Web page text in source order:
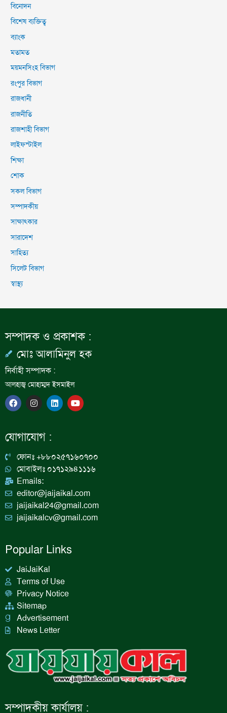
বিনোদন
বিশেষ ব্যক্তিত্ব
ব্যাংক
মতামত
ময়মনসিংহ বিভাগ
রংপুর বিভাগ
রাজধানী
রাজনীতি
রাজশাহী বিভাগ
লাইফস্টাইল
শিক্ষা
শোক
সকল বিভাগ
সম্পাদকীয়
সাক্ষাৎকার
সারাদেশ
সাহিত্য
সিলেট বিভাগ
স্বাস্থ্য
সম্পাদক ও প্রকাশক :
মোঃ আলামিনুল হক
নির্বাহী সম্পাদক :
আলহাজ্ব মোহাম্মদ ইসমাইল
F
a
c
b
o
I
n
s
a
g
a
m
L
i
n
n
Y
o
u
যোগাযোগ :
ফোনঃ +৮৮০২৫৭১৬০৭০০
মোবাইলঃ ০১৭১২৯৪১১১৬
Emails:
editor@jaijaikal.com
jaijaikal24@gmail.com
jaijaikalcv@gmail.com
Popular Links
JaiJaiKal
Terms of Use
Privacy Notice
Sitemap
Advertisement
News Letter
সম্পাদকীয় কার্যালয় :